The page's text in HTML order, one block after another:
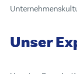
Unser